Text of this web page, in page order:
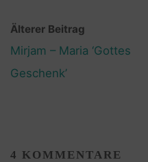
Älterer Beitrag
Mirjam – Maria ‘Gottes
Geschenk’
4 KOMMENTARE